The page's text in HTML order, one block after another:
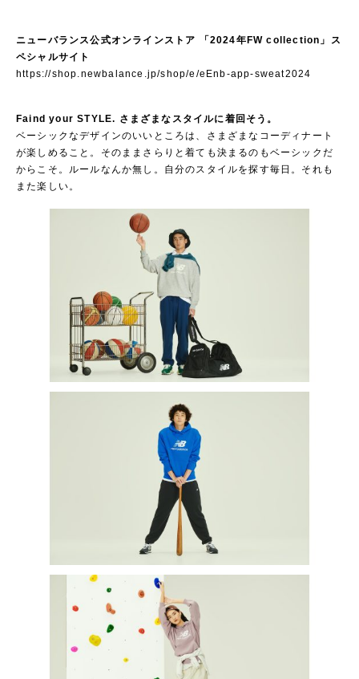
ニューバランス公式オンラインストア 「2024年FW collection」ス
ペシャルサイト
https://shop.newbalance.jp/shop/e/eEnb-app-sweat2024
Faind your STYLE. さまざまなスタイルに着回そう。
ベーシックなデザインのいいところは、さまざまなコーディナート
が楽しめること。そのままさらりと着ても決まるのもベーシックだ
からこそ。ルールなんか無し。自分のスタイルを探す毎日。それも
また楽しい。